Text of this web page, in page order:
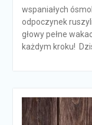
wspaniałych
odpoczynek
głowy pełne
każdym kroku!